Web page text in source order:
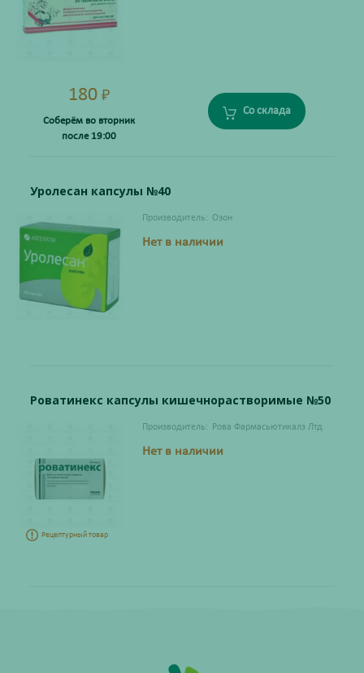
180 ₽
Соберём во вторник
после 19:00
Со склада
Уролесан капсулы №40
Производитель: Озон
Нет в наличии
Роватинекс капсулы кишечнорастворимые №50
Рецептурный товар
Производитель: Рова Фармасьютикалз Лтд
Нет в наличии